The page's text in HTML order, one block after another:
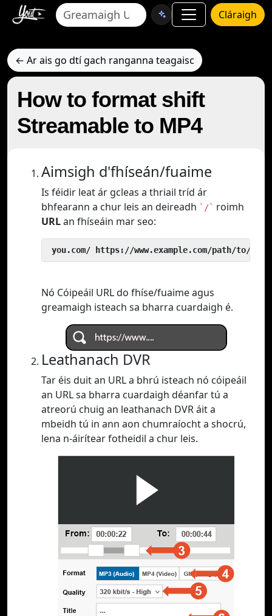
Cláraigh
← Ar ais go dtí gach ranganna teagaisc
How to format shift
Streamable to MP4
Aimsigh d'fhíseán/fuaime
Is féidir leat ár gcleas a thriail tríd ár
bhfearann a chur leis an deireadh `/` roimh
URLan fhíseáin mar seo:
you.com/ https://www.example.com/path/to/
Nó Cóipeáil URL do fhíse/fuaime agus
greamaigh isteach sa bharra cuardaigh é.
Leathanach DVR
Tar éis duit an URL a bhrú isteach nó cóipeáil
an URL sa bharra cuardaigh déanfar tú a
atreorú chuig an leathanach DVR áit a
mbeidh tú in ann aon chumraíocht a shocrú,
lena n-áirítear fotheidil a chur leis.